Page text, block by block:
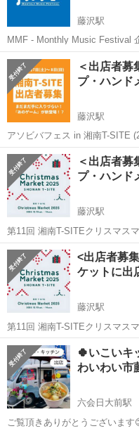
藤沢駅
MMF - Monthly Music Festival 企画紹介 コンセプト：
から生まれる。この街でバズ
Festival）は、毎月1回、新し
神奈川 藤沢市 藤沢駅
＜出店者募
プ・ハンド
藤沢駅
アソビバフェス in 湘南T-SITE (2026年2
報 イベント名: アソビバフェス
に、遊びのエッセンスを一つ
神奈川 藤沢市 藤沢駅
＜出店者募
プ・ハンド
藤沢駅
第11回 湘南T-SITEクリスマスマ
去開催でも大人気のクリスマ
ド」いたします。 メリーゴーランド・クリスマストレイン・大型ツリ
ー・サ...
神奈川 藤沢市 藤沢駅
クリスマスマーケット
<出店者募
ケットに出
藤沢駅
第11回 湘南T-SITEクリスマスマ
去開催でも大人気のクリスマ
ド」いたします。 メリーゴーランド・クリスマストレイン・大型ツリ
ー・サ...
神奈川 藤沢市
クリスマスマーケット
🍀いこいキ
わいわい市
六会日大前駅
ご覧頂きありがとうございます😊 わいわい市が好きでよく利用し